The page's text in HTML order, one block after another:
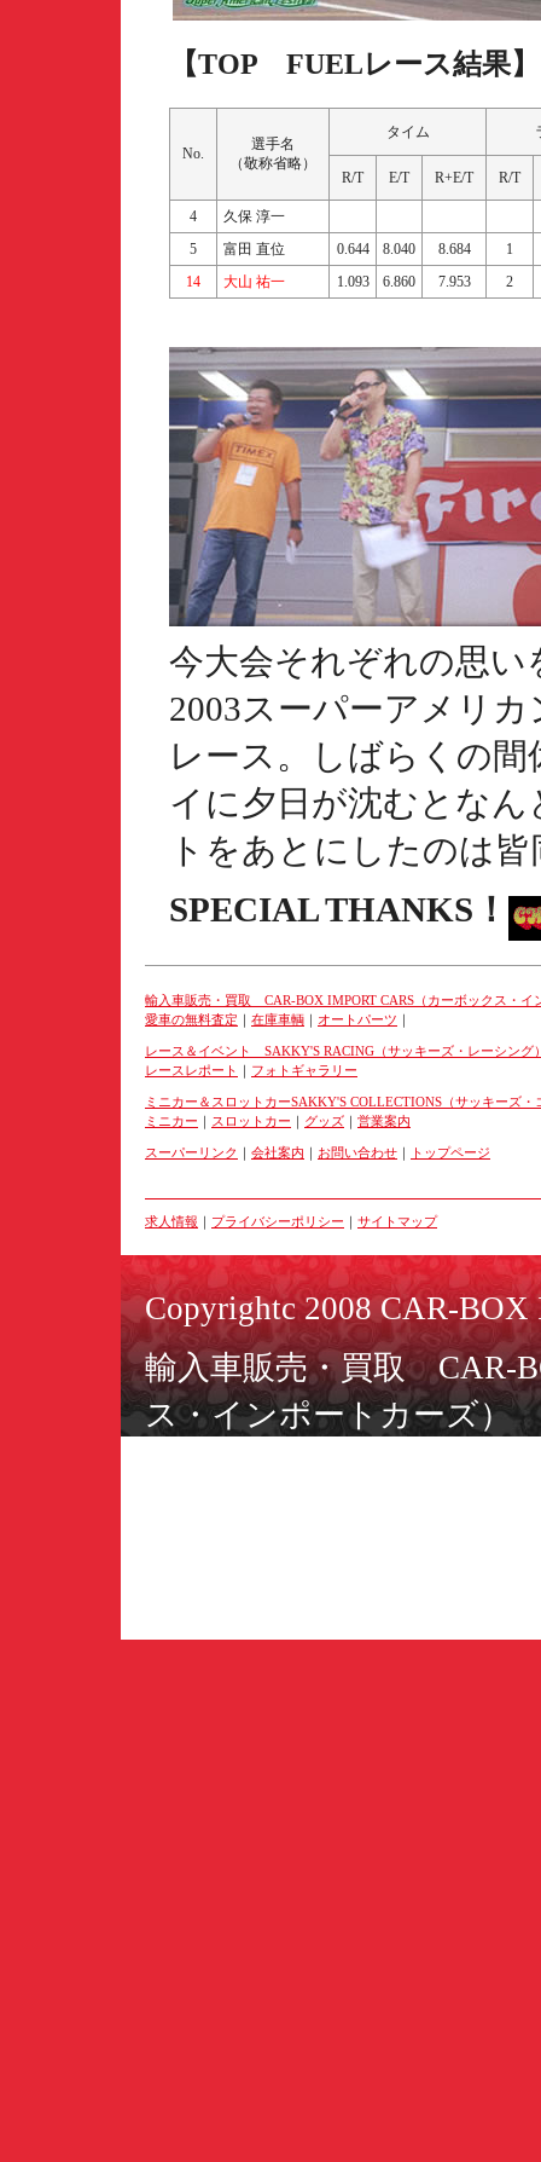
【TOP FUELレース結果】
No.
選手名
（敬称省略）
タイム
R/T E/T R+E/T R/T
4
久保 淳一
5
富田 直位 0.644 8.040 8.684
1
14
大山 祐一 1.093 6.860 7.953 2
今大会それぞれの思
2003スーパーアメリ
レース。しばらくの
イに夕日が沈むとな
トをあとにしたのは
SPECIAL THANKS！
輸入車販売・買取 CAR-BOX IMPORT CARS（カーボックス・イ
愛車の無料査定 ｜ 在庫車輌 ｜ オートパーツ ｜
レース＆イベント SAKKY'S RACING（サッキーズ・レーシング
レースレポート ｜ フォトギャラリー
ミニカー＆スロットカーSAKKY'S COLLECTIONS（サッキーズ・
ミニカー ｜ スロットカー ｜ グッズ ｜ 営業案内
スーパーリンク ｜ 会社案内 ｜ お問い合わせ ｜ トップページ
求人情報 ｜ プライバシーポリシー ｜ サイトマップ
Copyrightc 2008 CAR-BOX
輸入車販売・買取 CAR-
ス・インポートカーズ）